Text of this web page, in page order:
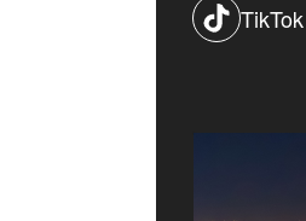
TikTok